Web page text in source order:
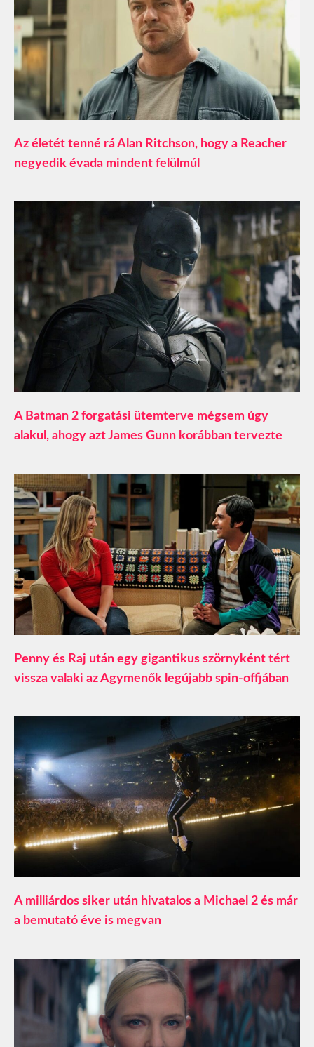
Az életét tenné rá Alan Ritchson, hogy a Reacher
negyedik évada mindent felülmúl
A Batman 2 forgatási ütemterve mégsem úgy
alakul, ahogy azt James Gunn korábban tervezte
Penny és Raj után egy gigantikus szörnyként tért
vissza valaki az Agymenők legújabb spin-offjában
A milliárdos siker után hivatalos a Michael 2 és már
a bemutató éve is megvan